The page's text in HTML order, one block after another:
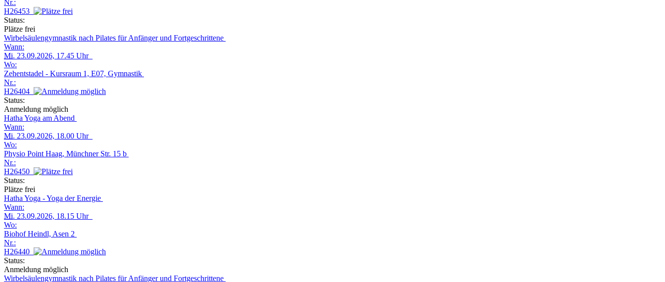
Nr.:
H26453
Status:
Plätze frei
Wirbelsäulengymnastik nach Pilates für Anfänger und Fortgeschrittene
Wann:
Mi. 23.09.2026, 17.45 Uhr
Wo:
Zehentstadel - Kursraum 1, E07, Gymnastik
Nr.:
H26404
Status:
Anmeldung möglich
Hatha Yoga am Abend
Wann:
Mi. 23.09.2026, 18.00 Uhr
Wo:
Physio Point Haag, Münchner Str. 15 b
Nr.:
H26450
Status:
Plätze frei
Hatha Yoga - Yoga der Energie
Wann:
Mi. 23.09.2026, 18.15 Uhr
Wo:
Biohof Heindl, Asen 2
Nr.:
H26440
Status:
Anmeldung möglich
Wirbelsäulengymnastik nach Pilates für Anfänger und Fortgeschrittene